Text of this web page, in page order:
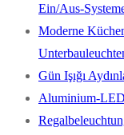
Ein/Aus-
Moderne
Gün Işığı
Aluminium-